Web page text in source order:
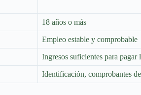
18 años o más
Empleo estable y comprobable
Ingresos suficientes para pagar
Identificación, comprobantes